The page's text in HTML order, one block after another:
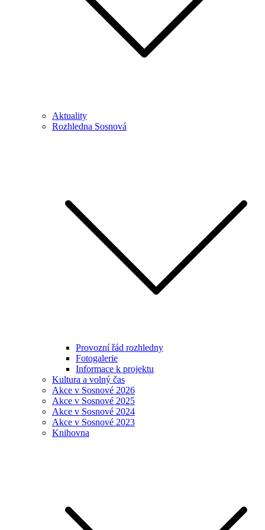
Aktuality
Rozhledna Sosnová
Provozní řád rozhledny
Fotogalerie
Informace k projektu
Kultura a volný čas
Akce v Sosnové 2026
Akce v Sosnové 2025
Akce v Sosnové 2024
Akce v Sosnové 2023
Knihovna